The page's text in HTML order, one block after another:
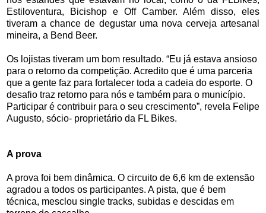
Estiloventura, Bicishop e Off Camber. Além disso, eles
tiveram a chance de degustar uma nova cerveja artesanal
mineira, a Bend Beer.
Os lojistas tiveram um bom resultado. “Eu já estava ansioso
para o retorno da competição. Acredito que é uma parceria
que a gente faz para fortalecer toda a cadeia do esporte. O
desafio traz retorno para nós e também para o município.
Participar é contribuir para o seu crescimento”, revela Felipe
Augusto, sócio- proprietário da FL Bikes.
A prova
A prova foi bem dinâmica. O circuito de 6,6 km de extensão
agradou a todos os participantes. A pista, que é bem
técnica, mesclou single tracks, subidas e descidas em